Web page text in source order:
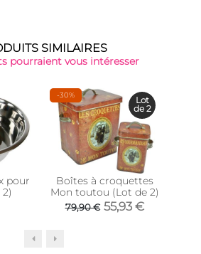
SIMILAIRES
pourraient vous intéresser
pour
-30%
Boîtes à croquettes
Mon toutou (Lot de 2)
79,90 € 55,93 €
Lot
de 2